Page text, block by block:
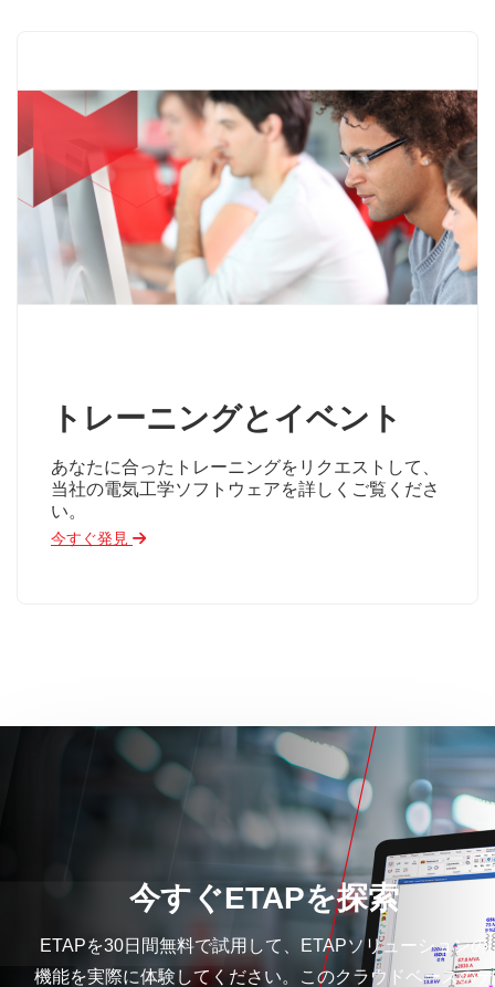
トレーニングとイベント
あなたに合ったトレーニングをリクエストして、
当社の電気工学ソフトウェアを詳しくご覧くださ
い。
今すぐ発見
今すぐETAPを探索
ETAPを30日間無料で試用して、ETAPソリューションの
機能を実際に体験してください。このクラウドベースのデ